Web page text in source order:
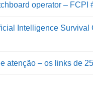
operator – FCPI
Intelligence Survival
atenção – os links de